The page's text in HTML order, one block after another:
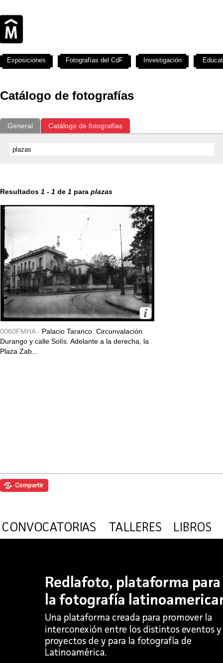
Catálogo de fotografías
General Catálogo de fotografías
Resultados 1 - 1 de 1 para plazas
0060FMHA - Palacio Taranco. Circunvalación
Durango y calle Solís. Adelante a la derecha, la
Plaza Zab...
Exposiciones Fotografías del CdF Investigación